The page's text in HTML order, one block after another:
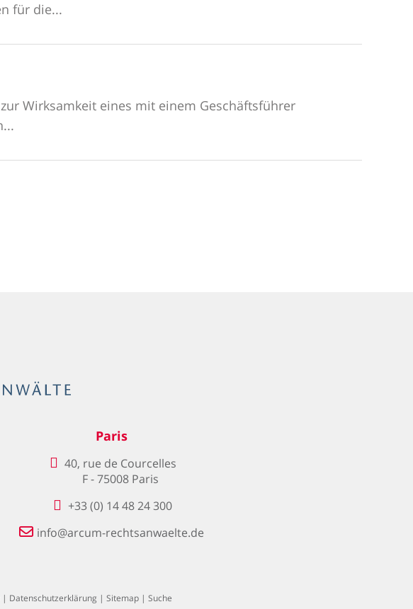
für die...
Wirksamkeit eines mit einem Geschäftsführer
Paris
40, rue de Courcelles
F - 75008 Paris
+33 (0) 14 48 24 300
info@arcum-rechtsanwaelte.de
| Datenschutzerklärung | Sitemap| Suche